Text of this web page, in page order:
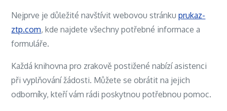
Nejprve je důležité navštívit webovou stránkuprukaz-
ztp.com, kde najdete všechny potřebné informace a
formuláře.
Každá knihovna pro zrakově postižené nabízí asistenci
při vyplňování žádosti. Můžete se obrátit na jejich
odborníky, kteří vám rádi poskytnou potřebnou pomoc.